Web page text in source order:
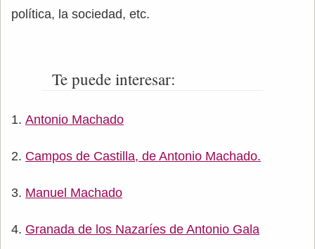
política, la sociedad, etc.
Te puede interesar:
Antonio Machado
Campos de Castilla, de Antonio Machado.
Manuel Machado
Granada de los Nazaríes de Antonio Gala